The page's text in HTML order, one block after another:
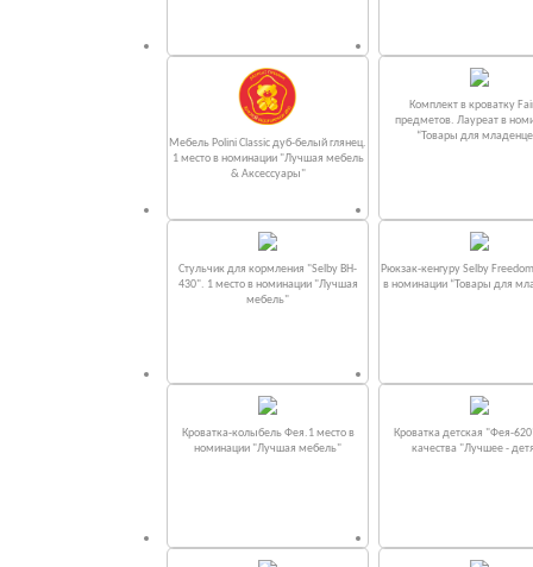
Мебель Polini Classic дуб-белый глянец.
1 место в номинации "Лучшая мебель
& Аксессуары"
Комплект в кроватку
предметов. Лауреат в
“Товары для
Стульчик для кормления "Selby BH-
430". 1 место в номинации "Лучшая
мебель"
Рюкзак-кенгуру Selby
в номинации “Товары для
Кроватка-колыбель Фея.1 место в
номинации "Лучшая мебель"
Кроватка детская "Фея-
качества "Лучшее -